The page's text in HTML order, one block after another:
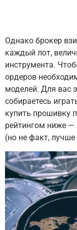
Однако брокер
каждый лот,
инструмента.
ордеров
моделей. Для вас
собираетесь
купить прошивку
рейтингом ниже
(но не факт,